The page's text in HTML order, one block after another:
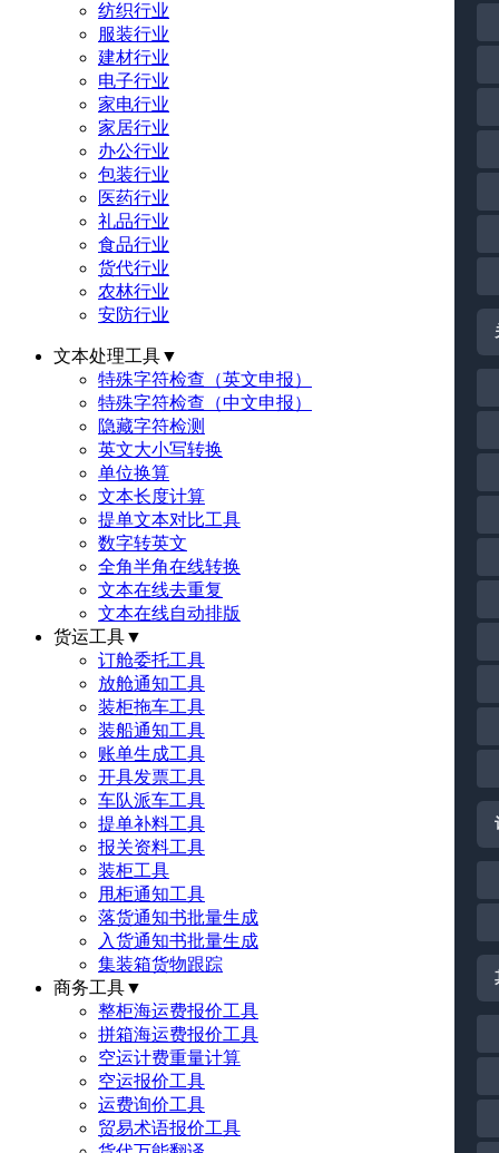
纺织行业
服装行业
建材行业
电子行业
家电行业
家居行业
办公行业
包装行业
医药行业
礼品行业
食品行业
货代行业
农林行业
安防行业
文本处理工具▼
特殊字符检查（英文申报）
特殊字符检查（中文申报）
隐藏字符检测
英文大小写转换
单位换算
文本长度计算
提单文本对比工具
数字转英文
全角半角在线转换
文本在线去重复
文本在线自动排版
货运工具▼
订舱委托工具
放舱通知工具
装柜拖车工具
装船通知工具
账单生成工具
开具发票工具
车队派车工具
提单补料工具
报关资料工具
装柜工具
甩柜通知工具
落货通知书批量生成
入货通知书批量生成
集装箱货物跟踪
商务工具▼
整柜海运费报价工具
拼箱海运费报价工具
空运计费重量计算
空运报价工具
运费询价工具
贸易术语报价工具